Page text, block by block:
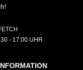
- 17:00 UHR